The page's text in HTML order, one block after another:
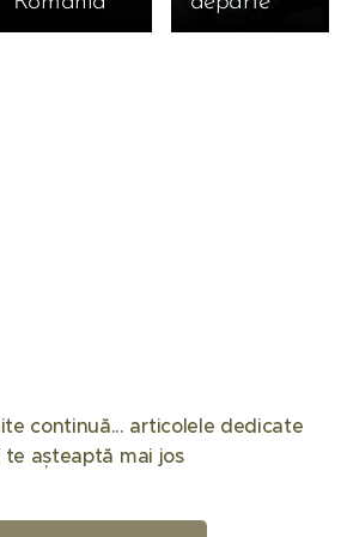
continuă... articolele dedicate
te așteaptă mai jos 🏠
26.05.2026
Luca a
07.04.2026
murit –